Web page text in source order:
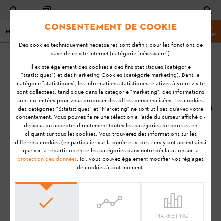
Menu Site marchand
KA-01030
Le robot de tonte
iMOW® a franchi le
fil de délimitation.
Que puis-je faire ?
STIHL iMOW®
STIHL iMOW® EVO
STIHL RMI 422 (VIKING MI 422)
STIHL RMI 422 PC (VIKING MI 422 PC)
STIHL RMI 522 C
STIHL RMI 632 (VIKING MI 632)
Dernière
mise à
jour
10/11/2020
FAQ
Résolution des problèmes
Consentement de cookie
Des cookies techniquement nécessaires sont définis pour les fonctions de
base de ce site Internet (catégorie "nécessaire").
Il existe également des cookies à des fins statistiques (catégorie
"statistiques") et des Marketing Cookies (catégorie marketing). Dans la
catégorie "statistiques", les informations statistiques relatives à votre visite
sont collectées, tandis que dans la catégorie "marketing", des informations
sont collectées pour vous proposer des offres personnalisées. Les cookies
des catégories "Sstatistiques" et "Marketing" ne sont utilisés qu'avec votre
consentement. Vous pouvez faire une sélection à l'aide du curseur affiché ci-
dessous ou accepter directement toutes les catégories de cookies en
cliquant sur tous les cookies. Vous trouverez des informations sur les
différents cookies (en particulier sur la durée et si des tiers y ont accès) ainsi
que sur la répartition entre les catégories dans notre déclaration sur la
protection des données. Ici, vous pouvez également modifier vos réglages
de cookies à tout moment.
MARKETING,